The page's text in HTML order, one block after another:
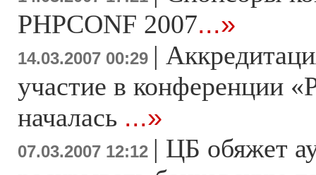
PHPCONF 2007...»
14.03.2007 00:29 |
участие в конференции
началась ...»
07.03.2007 12:12 | ЦБ обяжет